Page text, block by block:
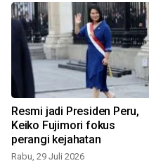
Resmi jadi Presiden Peru,
Keiko Fujimori fokus
perangi kejahatan
Rabu, 29 Juli 2026